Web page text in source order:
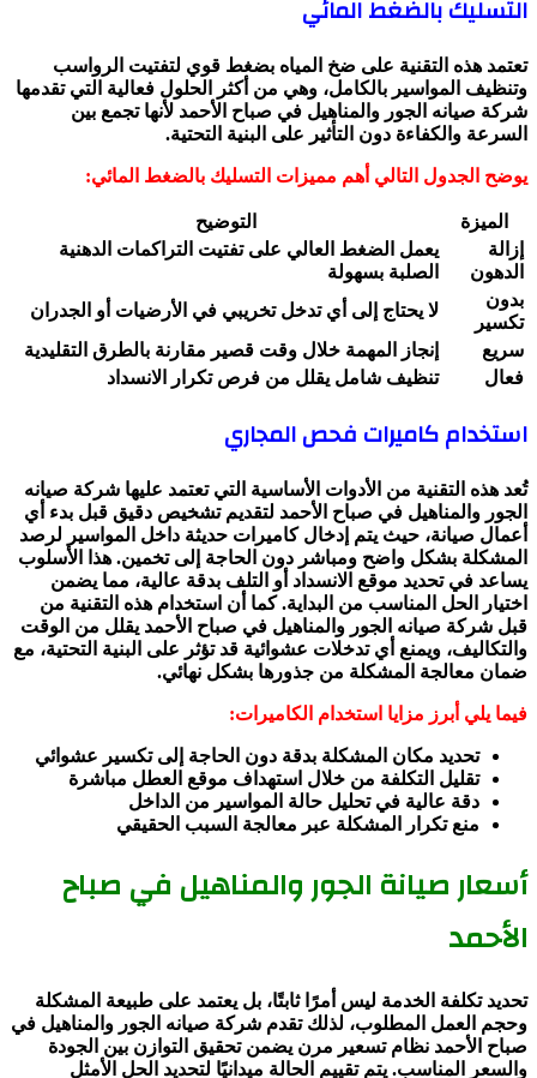
التسليك بالضغط المائي
تعتمد هذه التقنية على ضخ المياه بضغط قوي لتفتيت الرواسب
وتنظيف المواسير بالكامل، وهي من أكثر الحلول فعالية التي تقدمها
شركة صيانه الجور والمناهيل في صباح الأحمد لأنها تجمع بين
السرعة والكفاءة دون التأثير على البنية التحتية.
يوضح الجدول التالي أهم مميزات التسليك بالضغط المائي:
الميزة
التوضيح
إزالة
الدهون
يعمل الضغط العالي على تفتيت التراكمات الدهنية
الصلبة بسهولة
بدون
تكسير
لا يحتاج إلى أي تدخل تخريبي في الأرضيات أو الجدران
سريع
إنجاز المهمة خلال وقت قصير مقارنة بالطرق التقليدية
فعال
تنظيف شامل يقلل من فرص تكرار الانسداد
استخدام كاميرات فحص المجاري
تُعد هذه التقنية من الأدوات الأساسية التي تعتمد عليها شركة صيانه
الجور والمناهيل في صباح الأحمد لتقديم تشخيص دقيق قبل بدء أي
أعمال صيانة، حيث يتم إدخال كاميرات حديثة داخل المواسير لرصد
المشكلة بشكل واضح ومباشر دون الحاجة إلى تخمين. هذا الأسلوب
يساعد في تحديد موقع الانسداد أو التلف بدقة عالية، مما يضمن
اختيار الحل المناسب من البداية. كما أن استخدام هذه التقنية من
قبل شركة صيانه الجور والمناهيل في صباح الأحمد يقلل من الوقت
والتكاليف، ويمنع أي تدخلات عشوائية قد تؤثر على البنية التحتية، مع
ضمان معالجة المشكلة من جذورها بشكل نهائي.
فيما يلي أبرز مزايا استخدام الكاميرات:
تحديد مكان المشكلة بدقة دون الحاجة إلى تكسير عشوائي
تقليل التكلفة من خلال استهداف موقع العطل مباشرة
دقة عالية في تحليل حالة المواسير من الداخل
منع تكرار المشكلة عبر معالجة السبب الحقيقي
أسعار صيانة الجور والمناهيل في صباح
الأحمد
تحديد تكلفة الخدمة ليس أمرًا ثابتًا، بل يعتمد على طبيعة المشكلة
وحجم العمل المطلوب، لذلك تقدم شركة صيانه الجور والمناهيل في
صباح الأحمد نظام تسعير مرن يضمن تحقيق التوازن بين الجودة
والسعر المناسب. يتم تقييم الحالة ميدانيًا لتحديد الحل الأمثل